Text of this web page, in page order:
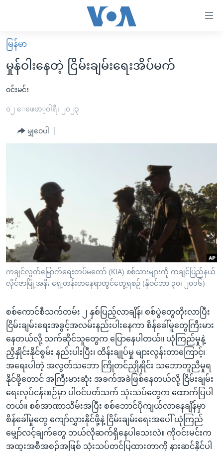
လွယ်ကူ
စေ
များ
အကြောင်းအရာ
အ
ညွန်း
စာမျက်နှာ
ကျော်
ရှာဖွေ
ရန်
နေရာ
သို့
ကျော်
ရန်
မူလစာမျက်နှာ
မြန်မာ
ကမ္ဘာ့သတင်းများ
နိုင်ငံတကာ
တရုတ်
ဗွီဒီယို
ရပ်ဝန်းတခု လမ်းတခု အလွန်
မကြေးမုံရဲ့ အင်္ဂလိပ်စာ
ရုပ်ရှင်ထဲက အင်္ဂလိပ်စာ
သုတပဒေသာ အင်္ဂလိပ်စာ
တီဗွီ
ရေဒီယိုနှင့်ရုပ်သံ အချက်အလက်များ
ရေဒီယို/တီဗွီအစီအစဉ်
Learning English
ဗွီအိုအေ လူမှုကွန်ယက်များ
ဘာသာစကားများ
မြန်မာ
မှုန်ဝါးနေတဲ့ ငြိမ်းချမ်းရေးအိပ်မက်
ဝင်းမင်း
၀၂ ေဖေဖာ္၀ါရီ၊ ၂၀၂၃
မျှဝေပါ
ကချင်လွတ်မြောက်ရေးတပ်မတော် (KIA) စစ်သားများကို ကချင်ပြည်နယ်
လိုင်ဇာမြို့အနီး ရှေ့တန်းတနေရာတွင်တွေ့ရစဉ် (နိုဝင်ဘာ ၃၀၊ ၂၀၁၆)
စစ်ကောင်စီသက်တမ်း ၂ နှစ်ပြည့်လာချိန်၊ စစ်ပွဲတွေတိုးလာပြီး
ငြိမ်းချမ်းရေးအခွင့်အလမ်းနည်းပါးနေကာ စိန်ခေါ်မူတွေကြီးမား
နေတယ်လို့ သက်ဆိုင်သူတွေက ပြောနေပါတယ်။ ယုံကြည်မှုနဲ့
ညှိနှိုင်းနိုင်စွမ်း နည်းပါးပြီး၊ ထိန်းချုပ်မှု များလွန်းတာကြောင့်၊
အရေးပါတဲ့ အလွတ်သဘော ကြိုတင်ညှိုနှိုင်း သဘောတူညီမှုရ
နိုင်ဖို့တောင် အကြီးမားဆုံး အခက်အခဲဖြစ်နေတယ်လို့ ငြိမ်းချမ်း
ရေးလုပ်ငန်းစဉ်မှာ ပါဝင်ပတ်သက် သုံးသပ်တွေက ထောက်ပြပါ
တယ်။ စစ်အာဏာသိမ်းအပြီး စစ်ဘောင်ပိုကျယ်လာနေချိန်မှာ
စိန်ခေါ်မှုတွေ ကျော်လွှားနိုင်ဖို့နဲ့ ငြိမ်းချမ်းရေးအပေါ် ယုံကြည်
မျှော်လင့်ချက်တွေ ဘယ်လိုဆက်ရှိနေပါသေးလဲ။ ကိုဝင်းမင်းက
အထူးအစီအစဉ်အဖြစ် သုံးသပ်တင်ပြထားတာကို နားဆင်နိုင်ပါ